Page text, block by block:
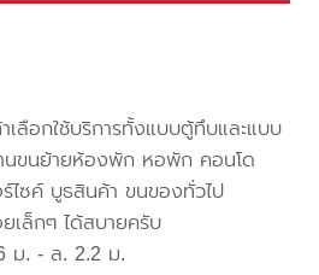
เลือกใช้บริการทั้งแบบตู้ทึบและแบบ
นขนย้ายห้องพัก หอพัก คอนโด
ไซค์ บูธสินค้า ขนของทั่วไป
เล็กๆ ได้สบายครับ
ม. - ล. 2.2 ม.